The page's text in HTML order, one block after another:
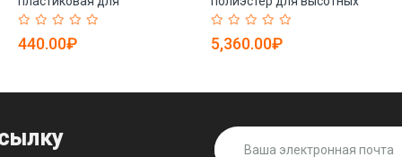
стройплощадки
промышленная (арт. 25-
440.00₽
работ (арт. 25-5080031)
5,360.00₽